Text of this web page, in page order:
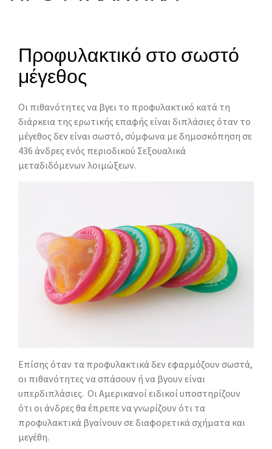
Προφυλακτικό στο σωστό
μέγεθος
Οι πιθανότητες να βγει το προφυλακτικό κατά τη
διάρκεια της ερωτικής επαφής είναι διπλάσιες όταν το
μέγεθος δεν είναι σωστό, σύμφωνα με δημοσκόπηση σε
436 άνδρες ενός περιοδικού Σεξουαλικά
μεταδιδόμενων λοιμώξεων.
Επίσης όταν τα προφυλακτικά δεν εφαρμόζουν σωστά,
οι πιθανότητες να σπάσουν ή να βγουν είναι
υπερδιπλάσιες. Οι Αμερικανοί ειδικοί υποστηρίζουν
ότι οι άνδρες θα έπρεπε να γνωρίζουν ότι τα
προφυλακτικά βγαίνουν σε διαφορετικά σχήματα και
μεγέθη.